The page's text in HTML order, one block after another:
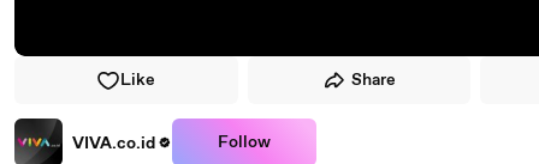
Like Share
VIVA.co.id Follow